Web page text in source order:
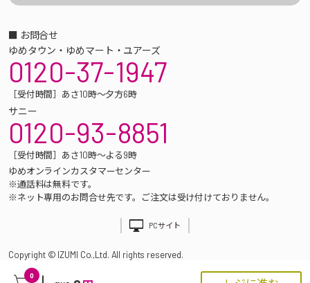
0
■ お問合せ
ゆめタウン・ゆめマート・ユアーズ
0120-37-1947
［受付時間］あさ10時～夕方6時
サニー
0120-93-8851
［受付時間］あさ10時～よる9時
ゆめオンラインカスタマーセンター
※通話料は無料です。
※ネット専用のお問合せ先です。ご注文は受け付けておりません。
PCサイト
Copyright © IZUMI Co.,Ltd. All rights reserved.